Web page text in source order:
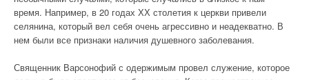
время. Например, в 20 годах ХХ столетия к церкви привели
селянина, который вел себя очень агрессивно и неадекватно. В
нем были все признаки наличия душевного заболевания.
Священник Варсонофий с одержимым провел служение, которое